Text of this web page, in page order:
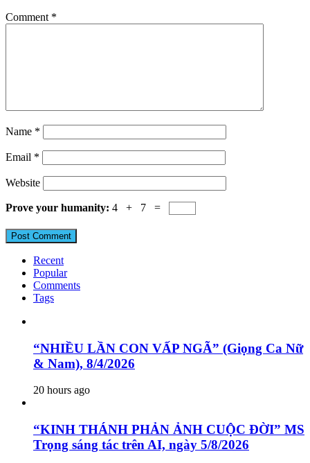
Comment *
Name *
Email *
Website
Prove your humanity: 4 + 7 =
Recent
Popular
Comments
Tags
“NHIỀU LẦN CON VẤP NGÃ” (Giọng Ca Nữ
& Nam), 8/4/2026
20 hours ago
“KINH THÁNH PHẢN ẢNH CUỘC ĐỜI” MS
Trọng sáng tác trên AI, ngày 5/8/2026